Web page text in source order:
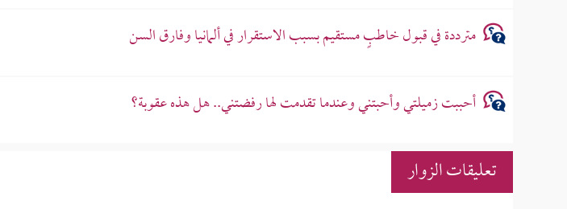
مترددة في قبول خاطبٍ مستقيم بسبب الاستقرار في ألمانيا وفارق السن
أحببت زميلتي وأحبتني وعندما تقدمت لها رفضتني.. هل هذه عقوبة؟
تعليقات الزوار